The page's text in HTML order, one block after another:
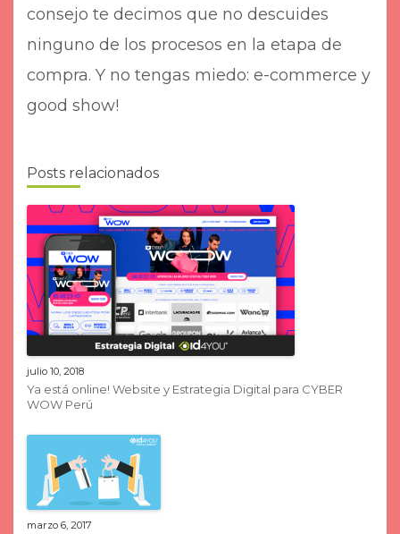
consejo te decimos que no descuides
ninguno de los procesos en la etapa de
compra. Y no tengas miedo: e-commerce y
good show!
Posts relacionados
julio 10, 2018
Ya está online! Website y Estrategia Digital para CYBER
WOW Perú
marzo 6, 2017